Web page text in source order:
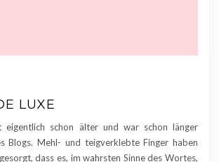
LUXE
eigentlich schon älter und war schon länger
Blogs. Mehl- und teigverklebte Finger haben
dass es, im wahrsten Sinne des Wortes,